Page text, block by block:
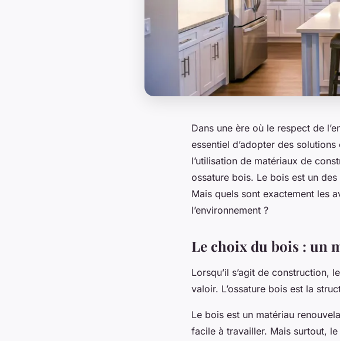
Dans une ère où le respect de
essentiel d’adopter des
l’utilisation de matériaux de
ossature bois. Le bois est un
Mais quels sont exactement les
l’environnement ?
Le choix du bois : un
Lorsqu’il s’agit de construction,
valoir. L’ossature bois est la
Le bois est un matériau
facile à travailler. Mais surtout,